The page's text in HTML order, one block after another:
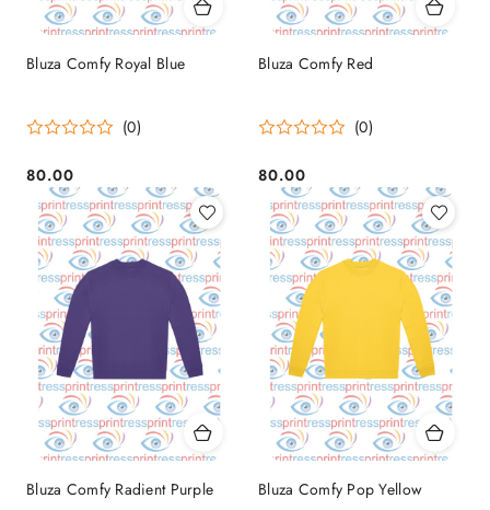
Bluza Comfy Royal Blue
(0)
Cena:
80.00
Bluza Comfy Red
(0)
Cena:
80.00
Bluza Comfy Radient Purple Bluza Comfy Pop Yellow